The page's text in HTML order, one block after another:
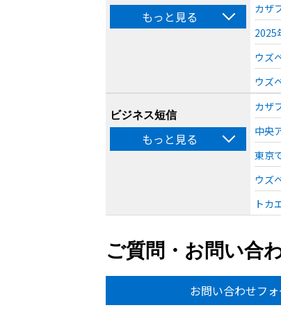
もっと見る
カザ
2025
ウズ
ウズ
ビジネス短信
もっと見る
カザ
中央
東京
ウズ
トカ
ご質問・お問い合
お問い合わせフ